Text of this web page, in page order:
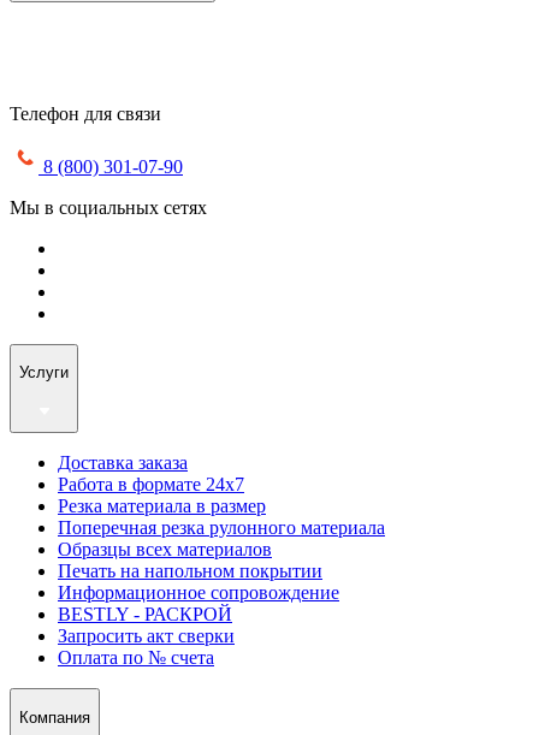
Телефон для связи
8 (800) 301-07-90
Мы в социальных сетях
Услуги
Доставка заказа
Работа в формате 24х7
Резка материала в размер
Поперечная резка рулонного материала
Образцы всех материалов
Печать на напольном покрытии
Информационное сопровождение
BESTLY - РАСКРОЙ
Запросить акт сверки
Оплата по № счета
Компания